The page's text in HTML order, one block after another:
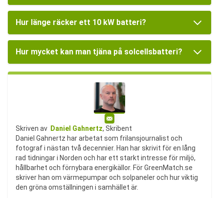
Hur länge räcker ett 10 kW batteri?
Hur mycket kan man tjäna på solcellsbatteri?
E-post
Skriven av Daniel Gahnertz, Skribent
Daniel Gahnertz har arbetat som frilansjournalist och
fotograf i nästan två decennier. Han har skrivit för en lång
rad tidningar i Norden och har ett starkt intresse för miljö,
hållbarhet och förnybara energikällor. För GreenMatch.se
skriver han om värmepumpar och solpaneler och hur viktig
den gröna omställningen i samhället är.